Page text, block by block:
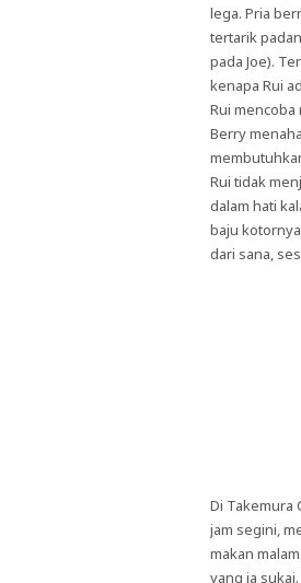
lega. Pria
tertarik
pada Joe).
kenapa Rui
Rui mencoba
Berry
Rui tidak
dalam hati
baju
dari sana,
Di Takemura
jam segini,
makan
yang ia